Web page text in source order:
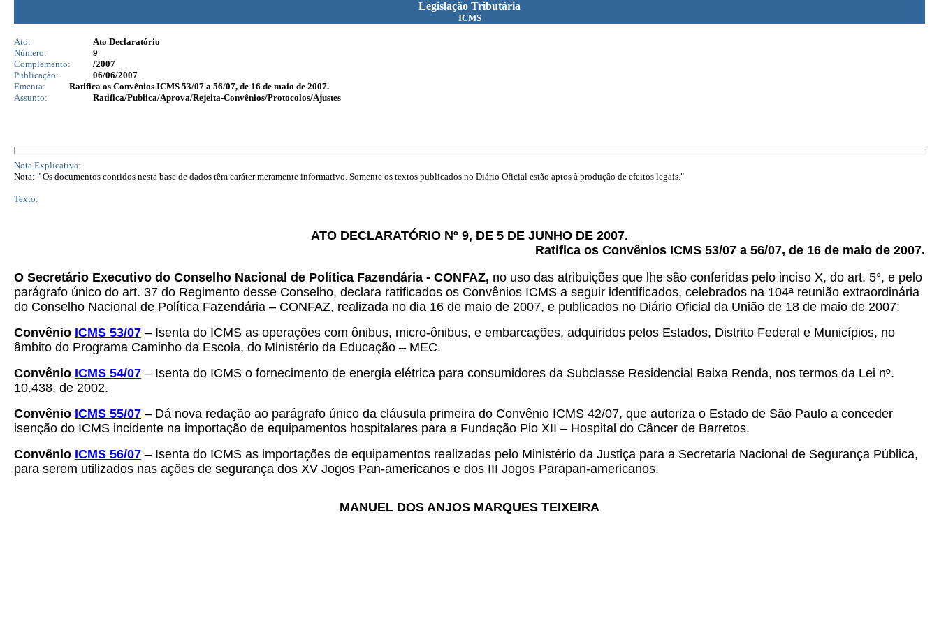
Legislação Tributária
ICMS
Ato:
Ato Declaratório
Número:
9
Complemento:
/2007
Publicação:
06/06/2007
Ementa:
Ratifica os Convênios ICMS 53/07 a 56/07, de 16 de maio de 2007.
Assunto:
Ratifica/Publica/Aprova/Rejeita-Convênios/Protocolos/Ajustes
Nota Explicativa:
Nota: " Os documentos contidos nesta base de dados têm caráter meramente informativo. Somente os textos publicados no Diário Oficial estão aptos à produção de efeitos legais."
Texto:
ATO DECLARATÓRIO Nº 9, DE 5 DE JUNHO DE 2007.
Ratifica os Convênios ICMS 53/07 a 56/07, de 16 de maio de 2007.
O Secretário Executivo do Conselho Nacional de Política Fazendária - CONFAZ, no uso das atribuições que lhe são conferidas pelo inciso X, do art. 5°, e pelo
parágrafo único do art. 37 do Regimento desse Conselho, declara ratificados os Convênios ICMS a seguir identificados, celebrados na 104ª reunião extraordinária
do Conselho Nacional de Política Fazendária – CONFAZ, realizada no dia 16 de maio de 2007, e publicados no Diário Oficial da União de 18 de maio de 2007:
Convênio ICMS 53/07 – Isenta do ICMS as operações com ônibus, micro-ônibus, e embarcações, adquiridos pelos Estados, Distrito Federal e Municípios, no
âmbito do Programa Caminho da Escola, do Ministério da Educação – MEC.
Convênio ICMS 54/07 – Isenta do ICMS o fornecimento de energia elétrica para consumidores da Subclasse Residencial Baixa Renda, nos termos da Lei nº.
10.438, de 2002.
Convênio ICMS 55/07 – Dá nova redação ao parágrafo único da cláusula primeira do Convênio ICMS 42/07, que autoriza o Estado de São Paulo a conceder
isenção do ICMS incidente na importação de equipamentos hospitalares para a Fundação Pio XII – Hospital do Câncer de Barretos.
Convênio ICMS 56/07 – Isenta do ICMS as importações de equipamentos realizadas pelo Ministério da Justiça para a Secretaria Nacional de Segurança Pública,
para serem utilizados nas ações de segurança dos XV Jogos Pan-americanos e dos III Jogos Parapan-americanos.
MANUEL DOS ANJOS MARQUES TEIXEIRA